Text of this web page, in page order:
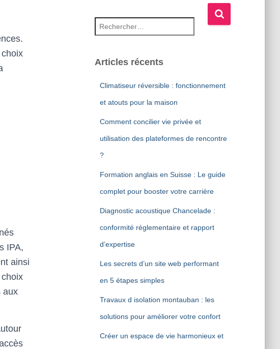
IPA,
ainsi
aux
Articles récents
Climatiseur réversible : fonctionnement
et atouts pour la maison
Comment concilier vie privée et
utilisation des plateformes de rencontre
?
Formation anglais en Suisse : Le guide
complet pour booster votre carrière
Diagnostic acoustique Chancelade :
conformité réglementaire et rapport
d’expertise
Les secrets d’un site web performant
en 5 étapes simples
Travaux d isolation montauban : les
solutions pour améliorer votre confort
Créer un espace de vie harmonieux et